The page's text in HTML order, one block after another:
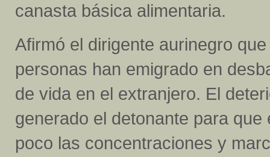
canasta básica alimentaria.
Afirmó el dirigente aurinegro
personas han emigrado en
de vida en el extranjero. El
generado el detonante para
poco las concentraciones y